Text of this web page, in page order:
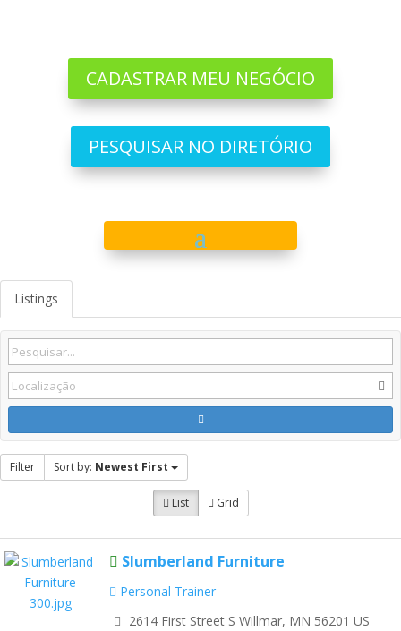
CADASTRAR MEU NEGÓCIO
PESQUISAR NO DIRETÓRIO
Listings
Filter Sort by: Newest First
List Grid
Slumberland Furniture
Personal Trainer
2614 First Street S Willmar, MN 56201 US